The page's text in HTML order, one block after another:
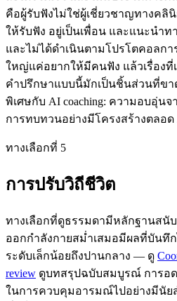
คือผู้รับฟังไม่ใช่ผู้เชี่ยวชาญทางคลิ
ให้รับฟัง อยู่เป็นเพื่อน และแนะนำ
และไม่ได้ดำเนินตามโปรโตคอลก
ใหญ่แค่อยากให้มีคนฟัง แล้วเรื่องที่
คำปรึกษาแบบนี้มักเป็นชิ้นส่วนที่ขา
พิเศษกับ AI coaching: ความอบอุ่น
การทบทวนอย่างมีโครงสร้างตลอ
ทางเลือกที่ 5
การปรับวิถีชีวิต
ทางเลือกที่ดูธรรมดามีหลักฐานสนั
ออกกำลังกายสม่ำเสมอมีผลที่บันทึ
ระดับเล็กน้อยถึงปานกลาง — ดู
review ดูบทสรุปฉบับสมบูรณ์ การอ
ในการควบคุมอารมณ์ไปอย่างมีนั